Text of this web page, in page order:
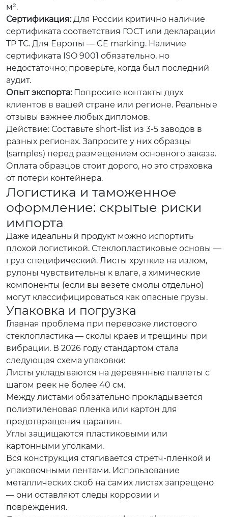
м².
Сертификация:Для России критично наличие
сертификата соответствия ГОСТ или декларации
ТР ТС. Для Европы — CE marking. Наличие
сертификата ISO 9001 обязательно, но
недостаточно; проверьте, когда был последний
аудит.
Опыт экспорта:Попросите контакты двух
клиентов в вашей стране или регионе. Реальные
отзывы важнее любых дипломов.
Действие: Составьте short-list из 3-5 заводов в
разных регионах. Запросите у них образцы
(samples) перед размещением основного заказа.
Оплата образцов стоит дорого, но это страховка
от потери контейнера.
Логистика и таможенное
оформление: скрытые риски
импорта
Даже идеальный продукт можно испортить
плохой логистикой. Стеклопластиковые основы —
груз специфический. Листы хрупкие на излом,
рулоны чувствительны к влаге, а химические
компоненты (если вы везете смолы отдельно)
могут классифицироваться как опасные грузы.
Упаковка и погрузка
Главная проблема при перевозке листового
стеклопластика — сколы краев и трещины при
вибрации. В 2026 году стандартом стала
следующая схема упаковки:
Листы укладываются на деревянные паллеты с
шагом реек не более 40 см.
Между листами обязательно прокладывается
полиэтиленовая пленка или картон для
предотвращения царапин.
Углы защищаются пластиковыми или
картонными уголками.
Вся конструкция стягивается стретч-пленкой и
упаковочными лентами. Использование
металлических скоб на самих листах запрещено
— они оставляют следы коррозии и
повреждения.